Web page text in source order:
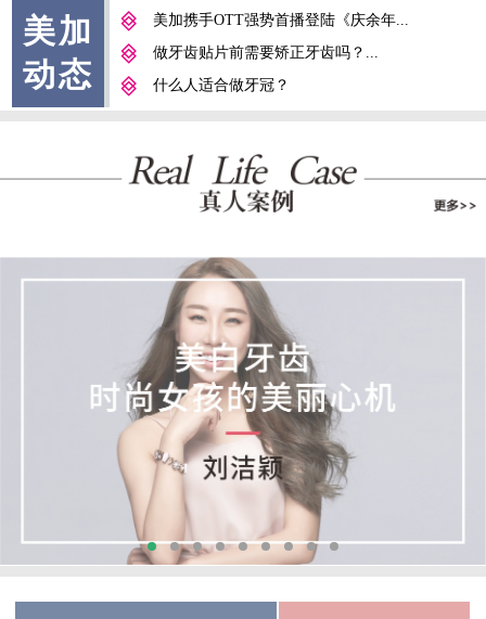
美加
动态
美加携手OTT强势首播登陆《庆余年...
做牙齿贴片前需要矫正牙齿吗？...
什么人适合做牙冠？